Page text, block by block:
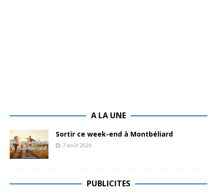
A LA UNE
Sortir ce week-end à Montbéliard
7 août 2026
PUBLICITES